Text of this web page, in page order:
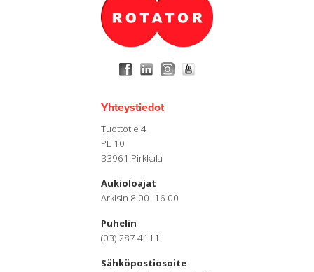
Yhteystiedot
Tuottotie 4
PL 10
33961 Pirkkala
Aukioloajat
Arkisin 8.00–16.00
Puhelin
(03) 287 4111
Sähköpostiosoite